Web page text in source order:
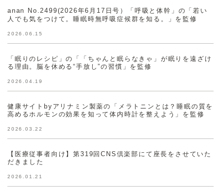
anan No.2499(2026年6月17日号）「呼吸と体幹」の「若い
人でも気をつけて。睡眠時無呼吸症候群を知る。」を監修
2026.06.15
「眠りのレシピ」の「「ちゃんと眠らなきゃ」が眠りを遠ざけ
る理由。脳を休める“手放し”の習慣」を監修
2026.04.19
健康サイトbyアリナミン製薬の「メラトニンとは？睡眠の質を
高めるホルモンの効果を知って体内時計を整えよう」を監修
2026.03.22
【医療従事者向け】第319回CNS倶楽部にて座長をさせていた
だきました
2026.01.21